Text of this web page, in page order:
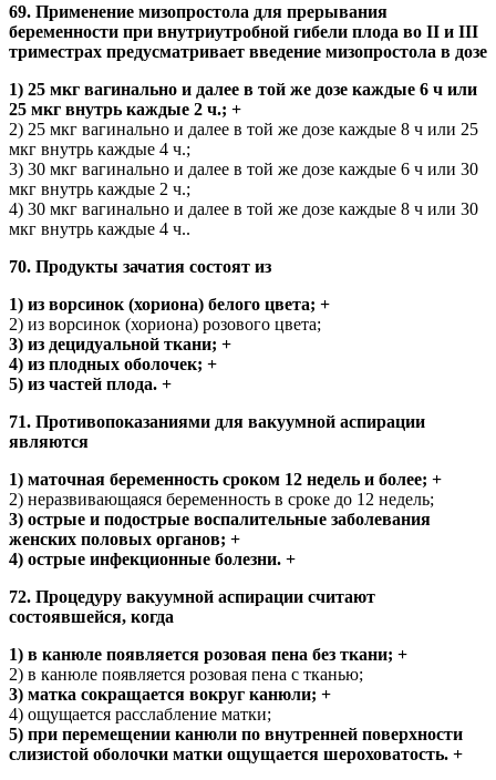
69. Применение мизопростола для прерывания
беременности при внутриутробной гибели плода во II и III
триместрах предусматривает введение мизопростола в дозе
1) 25 мкг вагинально и далее в той же дозе каждые 6 ч или
25 мкг внутрь каждые 2 ч.; +
2) 25 мкг вагинально и далее в той же дозе каждые 8 ч или 25
мкг внутрь каждые 4 ч.;
3) 30 мкг вагинально и далее в той же дозе каждые 6 ч или 30
мкг внутрь каждые 2 ч.;
4) 30 мкг вагинально и далее в той же дозе каждые 8 ч или 30
мкг внутрь каждые 4 ч..
70. Продукты зачатия состоят из
1) из ворсинок (хориона) белого цвета; +
2) из ворсинок (хориона) розового цвета;
3) из децидуальной ткани; +
4) из плодных оболочек; +
5) из частей плода. +
71. Противопоказаниями для вакуумной аспирации
являются
1) маточная беременность сроком 12 недель и более; +
2) неразвивающаяся беременность в сроке до 12 недель;
3) острые и подострые воспалительные заболевания
женских половых органов; +
4) острые инфекционные болезни. +
72. Процедуру вакуумной аспирации считают
состоявшейся, когда
1) в канюле появляется розовая пена без ткани; +
2) в канюле появляется розовая пена с тканью;
3) матка сокращается вокруг канюли; +
4) ощущается расслабление матки;
5) при перемещении канюли по внутренней поверхности
слизистой оболочки матки ощущается шероховатость. +